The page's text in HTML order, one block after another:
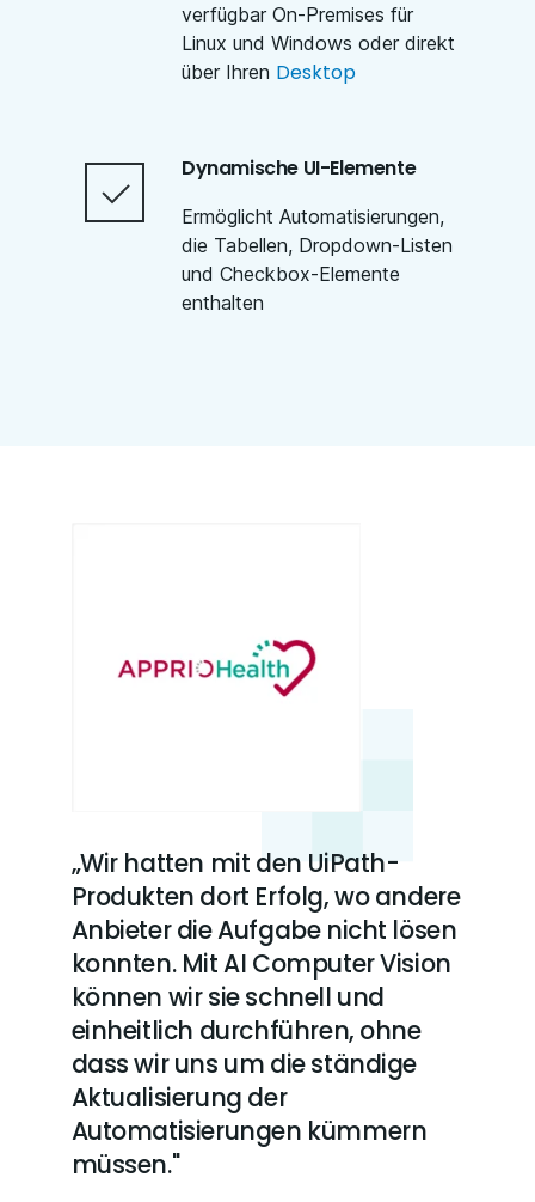
verfügbar On-Premises für
Linux und Windows oder direkt
über Ihren Desktop
Dynamische UI-Elemente
Ermöglicht Automatisierungen,
die Tabellen, Dropdown-Listen
und Checkbox-Elemente
enthalten
„Wir hatten mit den UiPath-
Produkten dort Erfolg, wo andere
Anbieter die Aufgabe nicht lösen
konnten. Mit AI Computer Vision
können wir sie schnell und
einheitlich durchführen, ohne
dass wir uns um die ständige
Aktualisierung der
Automatisierungen kümmern
müssen."